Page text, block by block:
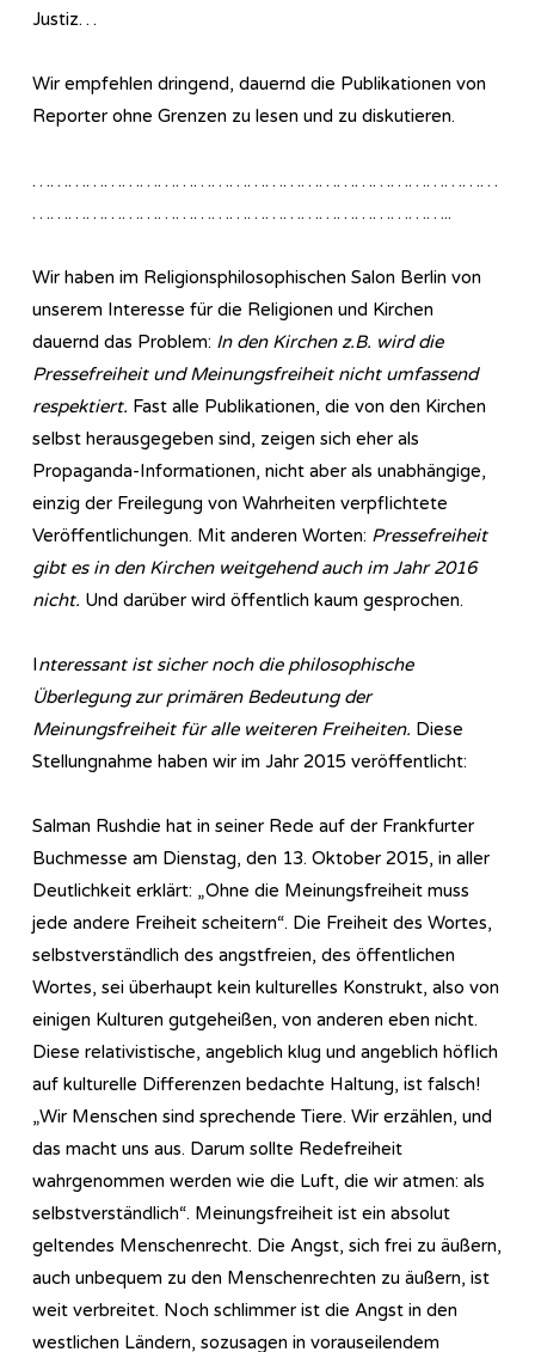
Justiz…
Wir empfehlen dringend, dauernd die Publikationen von
Reporter ohne Grenzen zu lesen und zu diskutieren.
……………………………………………………………………
……………………………………………………………..
Wir haben im Re­li­gi­ons­phi­lo­so­phi­sch­en Salon Berlin von
unserem Interesse für die Religionen und Kirchen
dauernd das Problem: In den Kirchen z.B. wird die
Pressefreiheit und Meinungsfreiheit nicht umfassend
respektiert. Fast alle Publikationen, die von den Kirchen
selbst herausgegeben sind, zeigen sich eher als
Propaganda-Informationen, nicht aber als unabhängige,
einzig der Freilegung von Wahrheiten verpflichtete
Veröffentlichungen. Mit anderen Worten: Pressefreiheit
gibt es in den Kirchen weitgehend auch im Jahr 2016
nicht. Und darüber wird öffentlich kaum gesprochen.
Interessant ist sicher noch die philosophische
Überlegung zur primären Bedeutung der
Meinungsfreiheit für alle weiteren Freiheiten. Diese
Stellungnahme haben wir im Jahr 2015 veröffentlicht:
Salman Rushdie hat in seiner Rede auf der Frankfurter
Buchmesse am Dienstag, den 13. Oktober 2015, in aller
Deutlichkeit erklärt: „Ohne die Meinungsfreiheit muss
jede andere Freiheit scheitern“. Die Freiheit des Wortes,
selbstverständlich des angstfreien, des öffentlichen
Wortes, sei überhaupt kein kulturelles Konstrukt, also von
einigen Kulturen gutgeheißen, von anderen eben nicht.
Diese relativistische, angeblich klug und angeblich höflich
auf kulturelle Differenzen bedachte Haltung, ist falsch!
„Wir Menschen sind sprechende Tiere. Wir erzählen, und
das macht uns aus. Darum sollte Redefreiheit
wahrgenommen werden wie die Luft, die wir atmen: als
selbstverständlich“. Meinungsfreiheit ist ein absolut
geltendes Menschenrecht. Die Angst, sich frei zu äußern,
auch unbequem zu den Menschenrechten zu äußern, ist
weit verbreitet. Noch schlimmer ist die Angst in den
westlichen Ländern, sozusagen in vorauseilendem